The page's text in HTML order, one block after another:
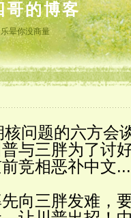
哥的博客
乐晕你没商量
核问题的六方会
与三胖为了讨
竞相恶䃼中文...
向三胖发难，